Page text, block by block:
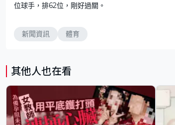
位球手，排62位，剛好過關。
新聞資訊 體育
其他人也在看